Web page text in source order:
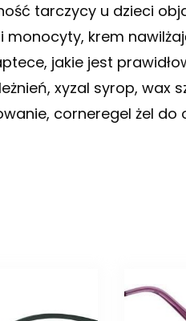
tarczycy u dzieci
krem
jakie jest
xyzal syrop, wax
corneregel żel do